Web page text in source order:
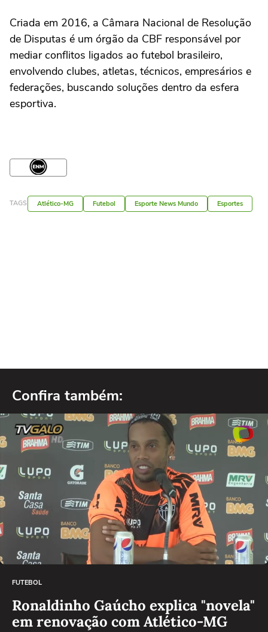
Criada em 2016, a Câmara Nacional de Resolução
de Disputas é um órgão da CBF responsável por
mediar conflitos ligados ao futebol brasileiro,
envolvendo clubes, atletas, técnicos, empresários e
federações, buscando soluções dentro da esfera
esportiva.
TAGS Atlético-MG Futebol Esporte News Mundo Esportes
Confira também:
FUTEBOL
Ronaldinho Gaúcho explica "novela"
em renovação com Atlético-MG